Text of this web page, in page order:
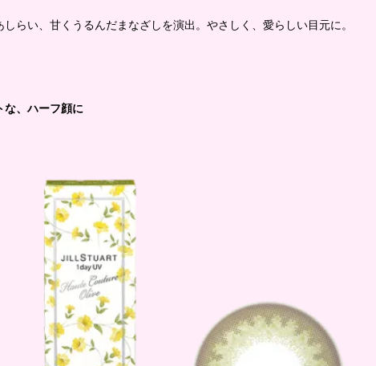
らい、甘くうるんだまなざしを演出。やさしく、愛らしい目元に。
な、ハーフ顔に